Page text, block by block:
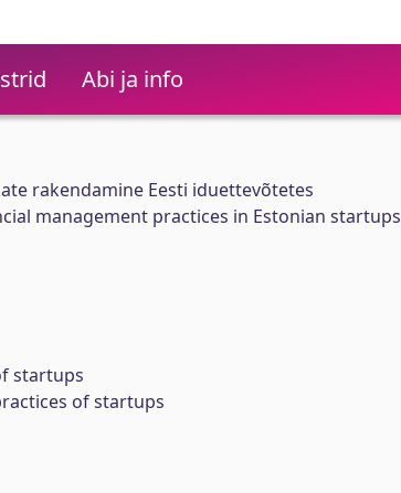
Abi ja info
rakendamine Eesti iduettevõtetes
management practices in Estonian startups
startups
of startups